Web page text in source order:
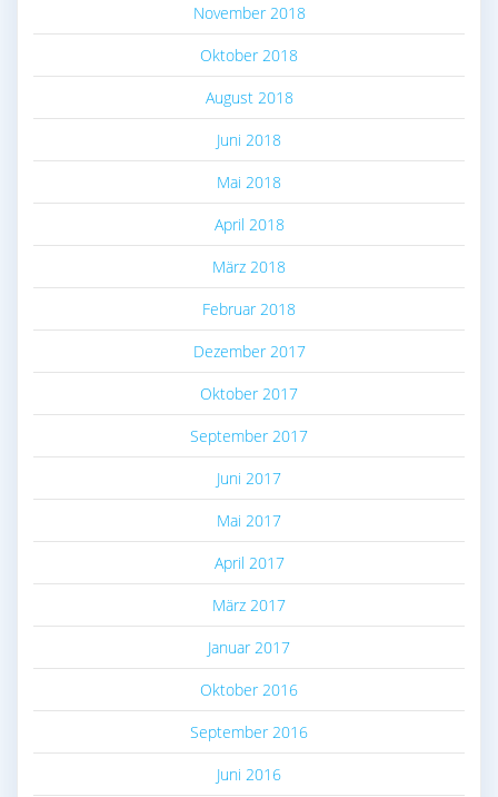
November 2018
Oktober 2018
August 2018
Juni 2018
Mai 2018
April 2018
März 2018
Februar 2018
Dezember 2017
Oktober 2017
September 2017
Juni 2017
Mai 2017
April 2017
März 2017
Januar 2017
Oktober 2016
September 2016
Juni 2016